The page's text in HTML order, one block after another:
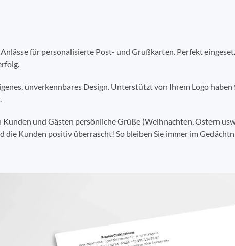
für personalisierte Post- und Grußkarten. Perfekt
unverkennbares Design. Unterstützt von Ihrem Logo
Kunden und Gästen persönliche Grüße (Weihnachten, Ostern
die Kunden positiv überrascht! So bleiben Sie immer im